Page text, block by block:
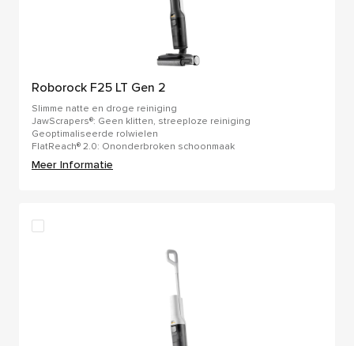
Roborock F25 LT Gen 2
Slimme natte en droge reiniging
JawScrapers®: Geen klitten, streeploze reiniging
Geoptimaliseerde rolwielen
FlatReach® 2.0: Ononderbroken schoonmaak
Meer Informatie